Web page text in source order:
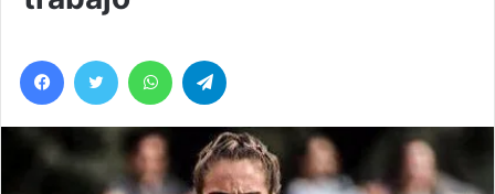
Facebook
Twitter WhatsApp